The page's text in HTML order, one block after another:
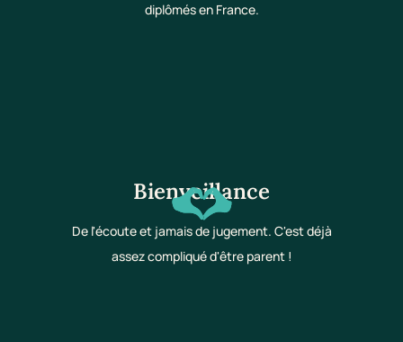
diplômés en France.
Bienveillance
De l'écoute et jamais de jugement. C'est déjà
assez compliqué d'être parent !